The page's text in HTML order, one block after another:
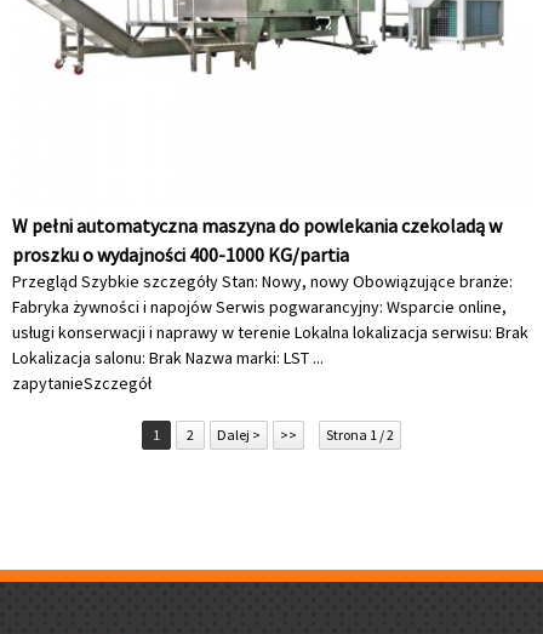
W pełni automatyczna maszyna do powlekania czekoladą w
proszku o wydajności 400-1000 KG/partia
Przegląd Szybkie szczegóły Stan: Nowy, nowy Obowiązujące branże:
Fabryka żywności i napojów Serwis pogwarancyjny: Wsparcie online,
usługi konserwacji i naprawy w terenie Lokalna lokalizacja serwisu: Brak
Lokalizacja salonu: Brak Nazwa marki: LST ...
zapytanieSzczegół
1 2 Dalej > >> Strona 1 / 2